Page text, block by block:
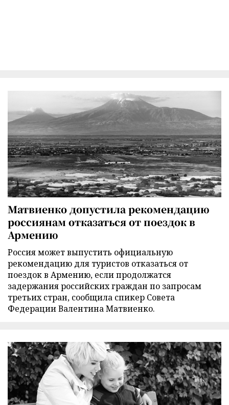
Матвиенко допустила рекомендацию
россиянам отказаться от поездок в
Армению
Россия может выпустить официальную
рекомендацию для туристов отказаться от
поездок в Армению, если продолжатся
задержания российских граждан по запросам
третьих стран, сообщила спикер Совета
Федерации Валентина Матвиенко.